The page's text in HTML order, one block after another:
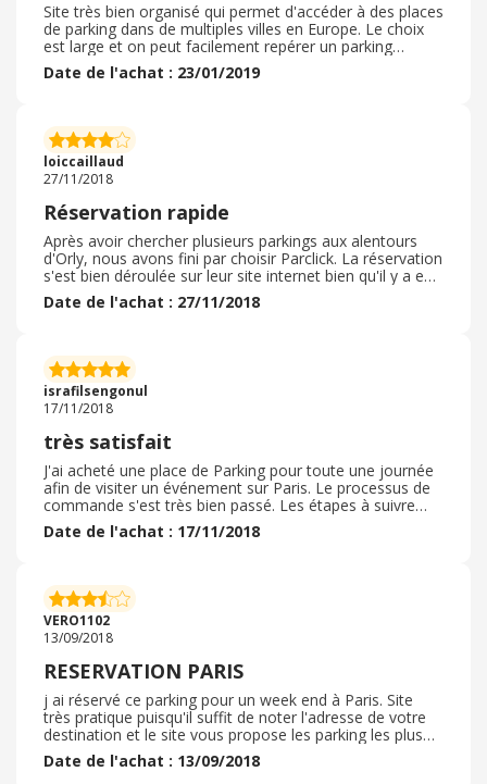
Site très bien organisé qui permet d'accéder à des places
de parking dans de multiples villes en Europe. Le choix
est large et on peut facilement repérer un parking
sécurisé à proximité de notre point d'intérêt. La prise en
charge de la commande est très simple, il suffit de se
même si c'est un pays étranger et qu'on ne connaît pas
la langue. A la vue du document, les gardiens savent
parfaitement de quoi il s'agit
Date de l'achat : 23/01/2019
loiccaillaud
27/11/2018
Réservation rapide
Après avoir chercher plusieurs parkings aux alentours
d'Orly, nous avons fini par choisir Parclick. La réservation
s'est bien déroulée sur leur site internet bien qu'il y a eu
quelques erreurs de parcours avant d'arriver à la
dernière page, celle du réglement. Nous avons donc pu
nous faut imprimer le document papier lors de notre
arrivée au parking, c'est un peu dommage... dans un
monde actuel de sans papier.
Date de l'achat : 27/11/2018
israfilsengonul
17/11/2018
très satisfait
J'ai acheté une place de Parking pour toute une journée
afin de visiter un événement sur Paris. Le processus de
commande s'est très bien passé. Les étapes à suivre
étaient très bien expliquées. Je n'ai pas eu recours à un
code promotionnel dans le cadre de cet achat. Le délai
service, il n'y avait pas de "livraison", et donc il n'y a pas
eu de délai de livraison. N'ayant pas acheté un produit, il
n'y avait donc pas d'emballage. Par contre le Parking
quand à lui était propre, bien entretenu, et sécurisé. La
description était conforme à la réalité. . Si je devait à
nouveau réaliser un achat du même type, je n'hésiterais
pas à repasser par ce marchand
Date de l'achat : 17/11/2018
VERO1102
13/09/2018
RESERVATION PARIS
j ai réservé ce parking pour un week end à Paris. Site
très pratique puisqu'il suffit de noter l'adresse de votre
destination et le site vous propose les parking les plus
proche. Les prix ont l'air correct, il faudrait juste pouvoir
trouver un code promotion... le prix n'est pas non plus
Date de l'achat : 13/09/2018